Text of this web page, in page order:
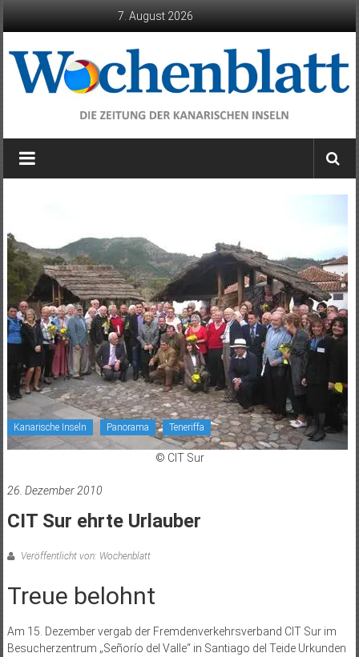
7. August 2026
Wochenblatt
die
Inseln
Kanarische Inseln Panorama Teneriffa
© CIT Sur
26. Dezember 2010
CIT Sur ehrte Urlauber
Veröffentlicht von: Wochenblatt
Treue belohnt
Am 15. Dezember vergab der Fremdenverkehrsverband CIT Sur im
Besucherzentrum „Señorío del Valle“ in Santiago del Teide Urkunden